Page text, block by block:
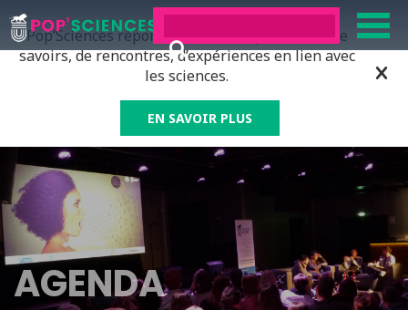
Pop’Sciences répond à tous ceux qui ont soif de
savoirs, de rencontres, d’expériences en lien avec
les sciences.
EN SAVOIR PLUS
AGENDA